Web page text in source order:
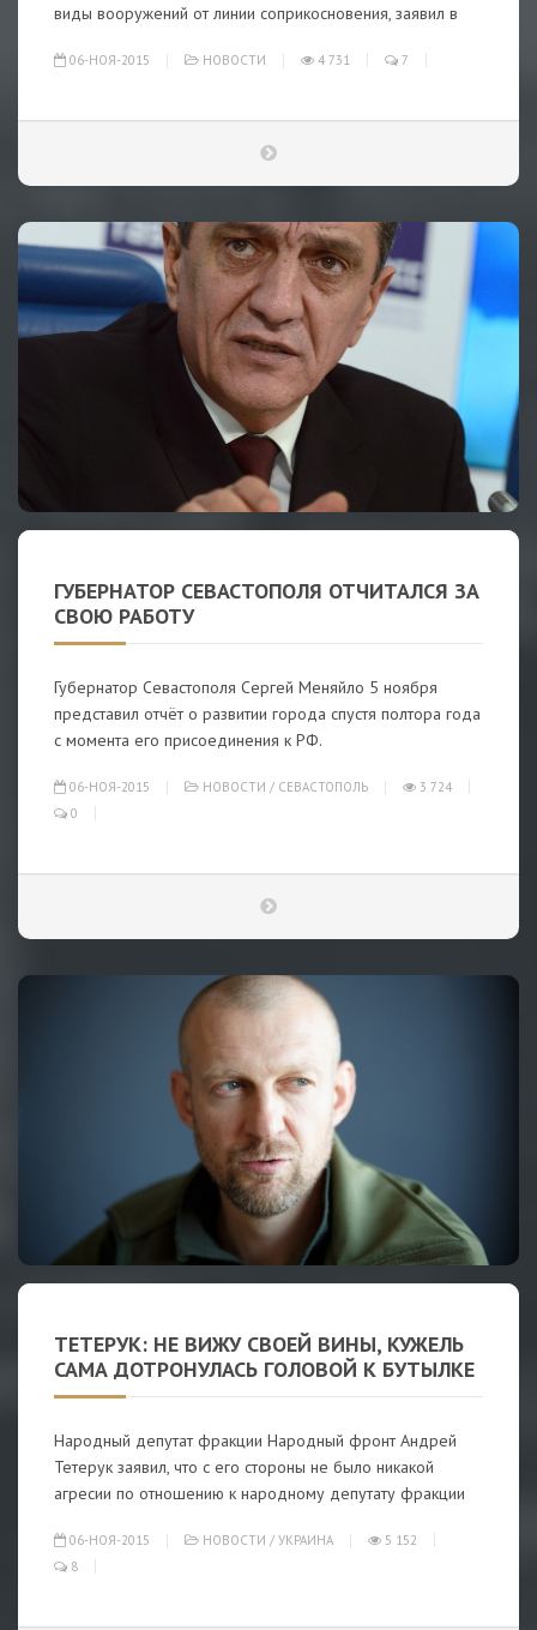
виды вооружений от линии соприкосновения, заявил в
06-НОЯ-2015 НОВОСТИ 4 731 7
ГУБЕРНАТОР СЕВАСТОПОЛЯ ОТЧИТАЛСЯ ЗА
СВОЮ РАБОТУ
Губернатор Севастополя Сергей Меняйло 5 ноября
представил отчёт о развитии города спустя полтора года
с момента его присоединения к РФ.
06-НОЯ-2015 НОВОСТИ / СЕВАСТОПОЛЬ
3 724
0
ТЕТЕРУК: НЕ ВИЖУ СВОЕЙ ВИНЫ, КУЖЕЛЬ
САМА ДОТРОНУЛАСЬ ГОЛОВОЙ К БУТЫЛКЕ
Народный депутат фракции Народный фронт Андрей
Тетерук заявил, что с его стороны не было никакой
агресии по отношению к народному депутату фракции
06-НОЯ-2015 НОВОСТИ / УКРАИНА
5 152
8